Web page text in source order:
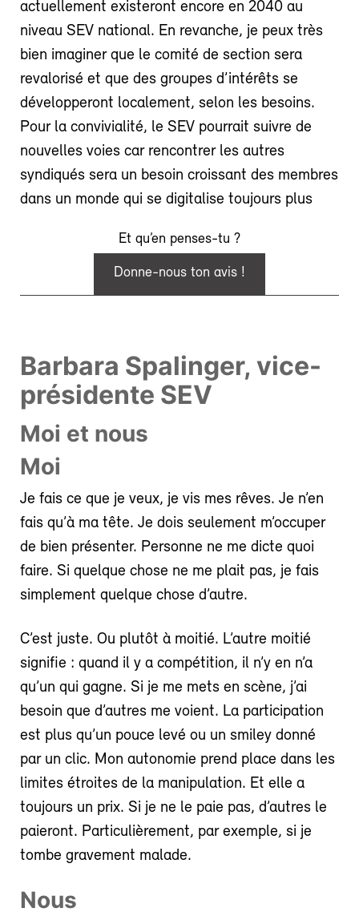
actuellement existeront encore en 2040 au
niveau SEV national. En revanche, je peux très
bien imaginer que le comité de section sera
revalorisé et que des groupes d’intérêts se
développeront localement, selon les besoins.
Pour la convivialité, le SEV pourrait suivre de
nouvelles voies car rencontrer les autres
syndiqués sera un besoin croissant des membres
dans un monde qui se digitalise toujours plus
Et qu’en penses-tu ?
Donne-nous ton avis !
Barbara Spalinger, vice-
présidente SEV
Moi et nous
Moi
Je fais ce que je veux, je vis mes rêves. Je n’en
fais qu’à ma tête. Je dois seulement m’occuper
de bien présenter. Personne ne me dicte quoi
faire. Si quelque chose ne me plait pas, je fais
simplement quelque chose d’autre.
C’est juste. Ou plutôt à moitié. L’autre moitié
signifie : quand il y a compétition, il n’y en n’a
qu’un qui gagne. Si je me mets en scène, j’ai
besoin que d’autres me voient. La participation
est plus qu’un pouce levé ou un smiley donné
par un clic. Mon autonomie prend place dans les
limites étroites de la manipulation. Et elle a
toujours un prix. Si je ne le paie pas, d’autres le
paieront. Particulièrement, par exemple, si je
tombe gravement malade.
Nous